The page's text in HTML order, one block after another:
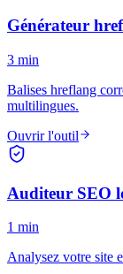
Générateur
3 min
Balises hreflang
multilingues.
Ouvrir l'outil
Auditeur SEO
1 min
Analysez votre site